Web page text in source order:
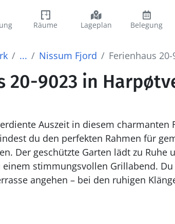
Räume Lageplan Belegung
... Nissum Fjord Ferienhaus 20-
20-9023 in
Auszeit in diesem charmanten
du den perfekten Rahmen für
mit
stimmungsvollen Grillabend.
angehen – bei den ruhigen